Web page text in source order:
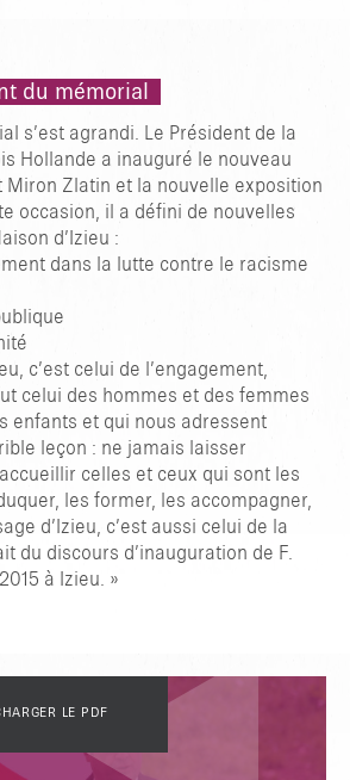
du mémorial
s’est agrandi. Le Président de la
Hollande a inauguré le nouveau
Miron Zlatin et la nouvelle exposition
occasion, il a défini de nouvelles
d’Izieu :
dans la lutte contre le racisme
c’est celui de l’engagement,
celui des hommes et des femmes
enfants et qui nous adressent
leçon : ne jamais laisser
celles et ceux qui sont les
les former, les accompagner,
d’Izieu, c’est aussi celui de la
du discours d’inauguration de F.
à Izieu. »
LE PDF